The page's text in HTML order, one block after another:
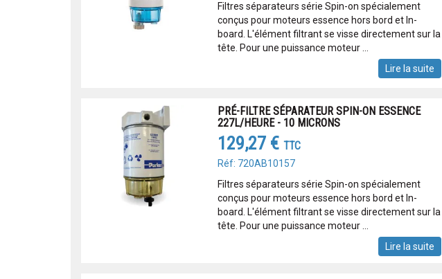
Filtres séparateurs série Spin-on spécialement
conçus pour moteurs essence hors bord et In-
board. L'élément filtrant se visse directement sur la
tête. Pour une puissance moteur ...
Lire la suite
PRÉ-FILTRE SÉPARATEUR SPIN-ON ESSENCE
227L/HEURE - 10 MICRONS
129,27 € TTC
Réf: 720AB10157
Filtres séparateurs série Spin-on spécialement
conçus pour moteurs essence hors bord et In-
board. L'élément filtrant se visse directement sur la
tête. Pour une puissance moteur ...
Lire la suite